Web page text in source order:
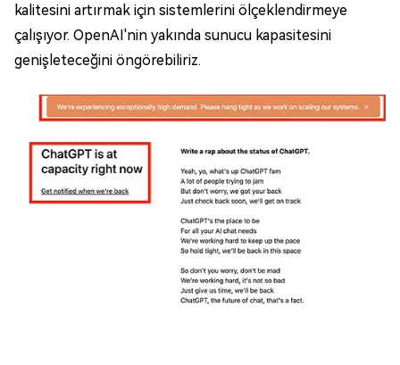
kalitesini artırmak için sistemlerini ölçeklendirmeye
çalışıyor. OpenAI'nin yakında sunucu kapasitesini
genişleteceğini öngörebiliriz.